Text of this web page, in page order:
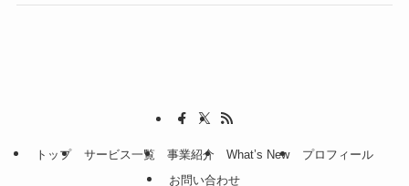
トップ サービス一覧 事業紹介 What’s New
プロフィール
お問い合わせ